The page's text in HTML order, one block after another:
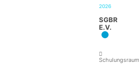
2026
SGBR
E.V.
Schulungsraum